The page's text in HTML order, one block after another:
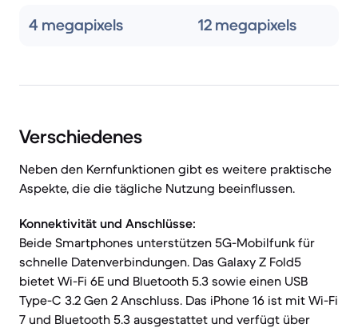
4 megapixels 12 megapixels
Verschiedenes
Neben den Kernfunktionen gibt es weitere praktische
Aspekte, die die tägliche Nutzung beeinflussen.
Konnektivität und Anschlüsse:
Beide Smartphones unterstützen 5G-Mobilfunk für
schnelle Datenverbindungen. Das Galaxy Z Fold5
bietet Wi-Fi 6E und Bluetooth 5.3 sowie einen USB
Type-C 3.2 Gen 2 Anschluss. Das iPhone 16 ist mit Wi-Fi
7 und Bluetooth 5.3 ausgestattet und verfügt über